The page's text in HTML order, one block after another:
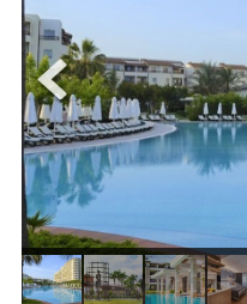
ПОСЛЕДВАЙТЕ НИ